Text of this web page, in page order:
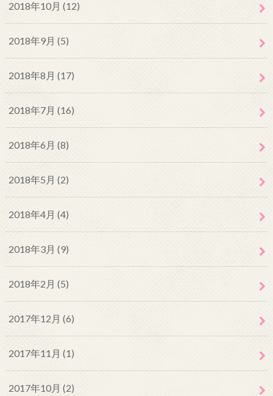
2018年10月 (12)
2018年9月 (5)
2018年8月 (17)
2018年7月 (16)
2018年6月 (8)
2018年5月 (2)
2018年4月 (4)
2018年3月 (9)
2018年2月 (5)
2017年12月 (6)
2017年11月 (1)
2017年10月 (2)